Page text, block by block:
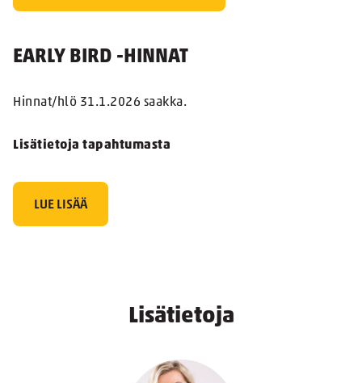
EARLY BIRD -HINNAT
Hinnat/hlö 31.1.2026 saakka.
Lisätietoja tapahtumasta
LUE LISÄÄ
Lisätietoja